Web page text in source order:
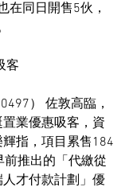
在同日開售5伙，
客
） 佐敦高臨，
業優惠吸客，資
指，項目累售184
推出的「代繳從
才付款計劃」優